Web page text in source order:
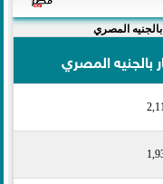
المصري
بالجنيه المصري